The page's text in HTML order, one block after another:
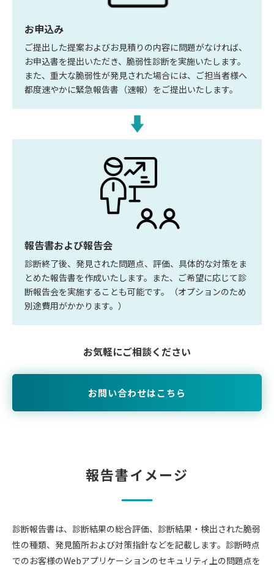
お申込み
ご提出した提案およびお見積りの内容に問題がなければ、
お申込書を提出いただき、脆弱性診断を実施いたします。
また、重大な脆弱性が発見された場合には、ご担当者様へ
都度速やかに緊急報告書（速報）をご提出いたします。
報告書および報告会
診断終了後、発見された問題点、評価、具体的な対策をま
とめた報告書を作成いたします。また、ご希望に応じて診
断報告会を実施することも可能です。（オプションのため
別途費用がかかります。）
お気軽にご相談ください
お問い合わせはこちら
報告書イメージ
診断報告書は、診断結果の総合評価、診断結果・検出された脆弱
性の種類、発見箇所および対策指針などを記載します。診断時点
でのお客様のWebアプリケーションのセキュリティ上の問題点を